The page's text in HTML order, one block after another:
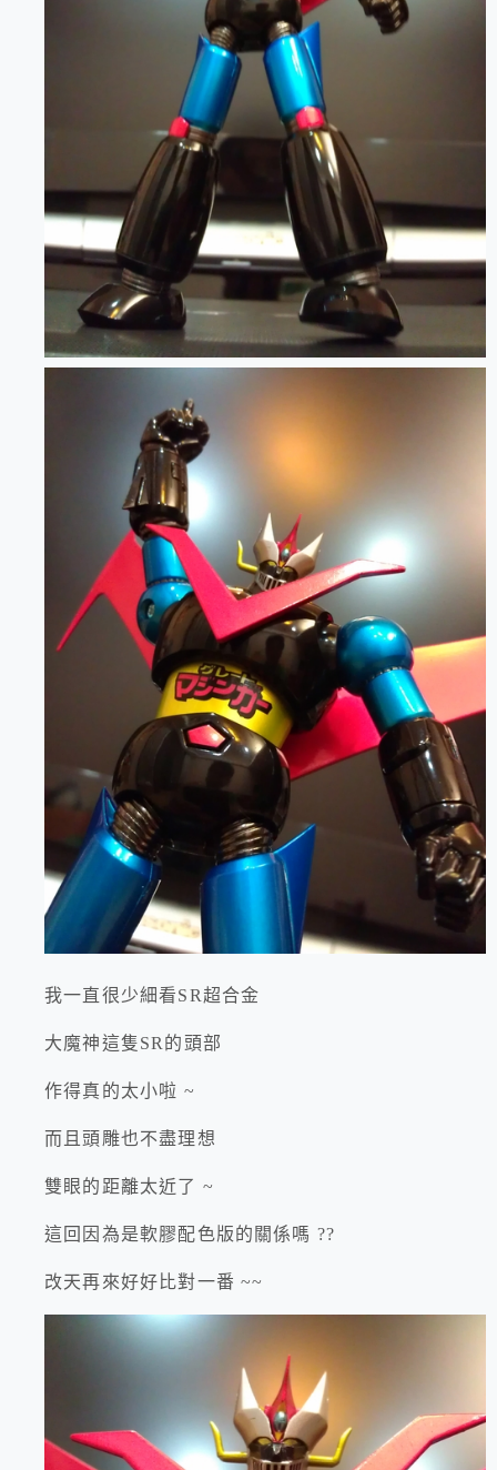
我一直很少細看SR超合金
大魔神這隻SR的頭部
作得真的太小啦 ~
而且頭雕也不盡理想
雙眼的距離太近了 ~
這回因為是軟膠配色版的關係嗎 ??
改天再來好好比對一番 ~~